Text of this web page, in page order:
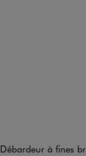
Débardeur à fines bretelles en